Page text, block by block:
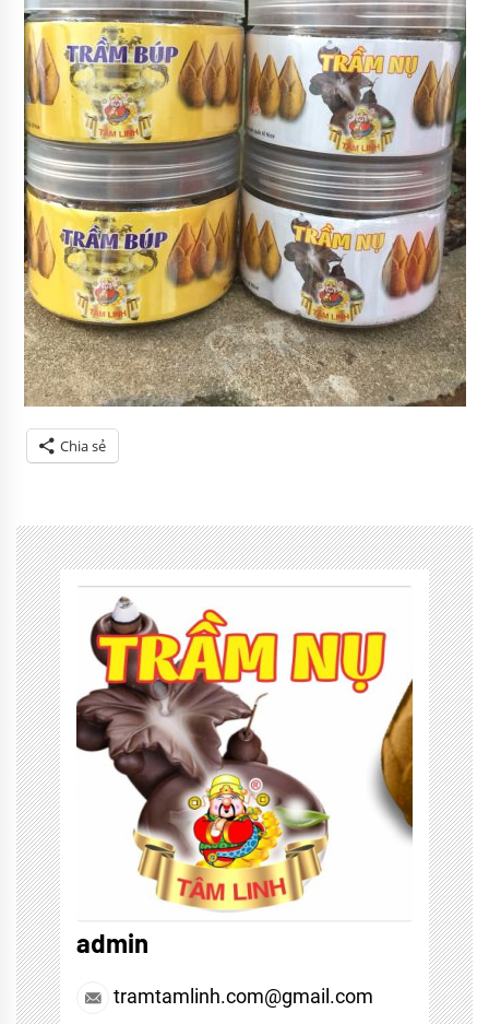
Chia sẻ
admin
tramtamlinh.com@gmail.com